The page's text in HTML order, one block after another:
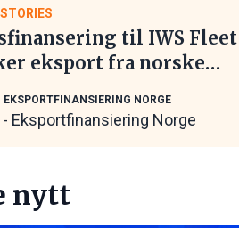
til IWS Fleet
eksport fra norske
EKSPORTFINANSIERING NORGE
Eksportfinansiering Norge
nytt